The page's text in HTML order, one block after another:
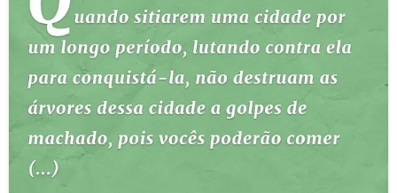
ESBOÇOS DE PREGAÇÃO
TEMAS
PERGUNTE À BÍBLIA IA
TERMO BÍBLICO JOGOS